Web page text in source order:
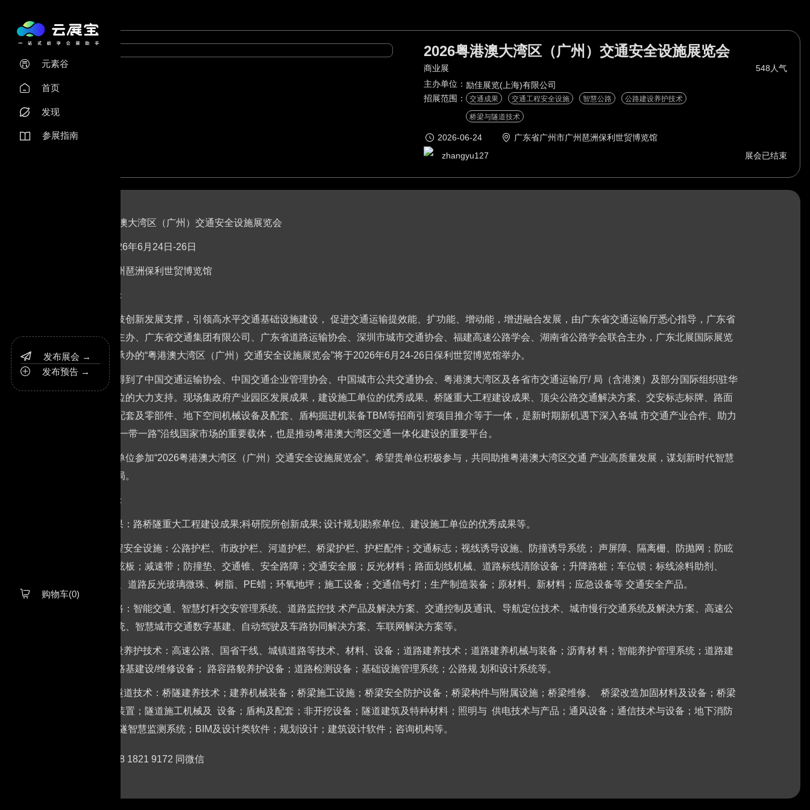
 元素谷
 首页
 发现
 参展指南
 发布展会 →
 发布预告 →
 购物车(0)
2026粤港澳大湾区（广州）交通安全设施展览会
商业展
548人气
主办单位： 励佳展览(上海)有限公司
招展范围：
交通成果 交通工程安全设施 智慧公路 公路建设养护技术
桥梁与隧道技术
2026-06-24
广东省广州市广州琶洲保利世贸博览馆
zhangyu127
展会已结束
2026粤港澳大湾区（广州）交通安全设施展览会
时间：2026年6月24日-26日
地点：广州琶洲保利世贸博览馆
展会介绍：
为加快科技创新发展支撑，引领高水平交通基础设施建设， 促进交通运输提效能、扩功能、增动能，增进融合发展，由广东省交通运输厅悉心指导，广东省
公路学会主办、广东省交通集团有限公司、广东省道路运输协会、深圳市城市交通协会、福建高速公路学会、湖南省公路学会联合主办，广东北展国际展览
有限公司承办的“粤港澳大湾区（广州）交通安全设施展览会”将于2026年6月24-26日保利世贸博览馆举办。
本次活动得到了中国交通运输协会、中国交通企业管理协会、中国城市公共交通协会、粤港澳大湾区及各省市交通运输厅/ 局（含港澳）及部分国际组织驻华
机构等单位的大力支持。现场集政府产业园区发展成果，建设施工单位的优秀成果、桥隧重大工程建设成果、顶尖公路交通解决方案、交安标志标牌、路面
养护机械配套及零部件、地下空间机械设备及配套、盾构掘进机装备TBM等招商引资项目推介等于一体，是新时期新机遇下深入各城 市交通产业合作、助力
企业开发“一带一路”沿线国家市场的重要载体，也是推动粤港澳大湾区交通一体化建设的重要平台。
特邀请贵单位参加“2026粤港澳大湾区（广州）交通安全设施展览会”。希望贵单位积极参与，共同助推粤港澳大湾区交通 产业高质量发展，谋划新时代智慧
交通新格局。
展示范围：
1.交通成果：路桥隧重大工程建设成果;科研院所创新成果; 设计规划勘察单位、建设施工单位的优秀成果等。
2.交通工程安全设施：公路护栏、市政护栏、河道护栏、桥梁护栏、护栏配件；交通标志；视线诱导设施、防撞诱导系统； 声屏障、隔离栅、防抛网；防眩
设施、防眩板；减速带；防撞垫、交通锥、安全路障；交通安全服；反光材料；路面划线机械、道路标线清除设备；升降路桩；车位锁；标线涂料助剂、
标 线涂料、道路反光玻璃微珠、树脂、PE蜡；环氧地坪；施工设备；交通信号灯；生产制造装备；原材料、新材料；应急设备等 交通安全产品。
3.智慧公路：智能交通、智慧灯杆交安管理系统、道路监控技 术产品及解决方案、交通控制及通讯、导航定位技术、城市慢行交通系统及解决方案、高速公
路解决系统、智慧城市交通数字基建、自动驾驶及车路协同解决方案、车联网解决方案等。
4.公路建设养护技术：高速公路、国省干线、城镇道路等技术、材料、设备；道路建养技术；道路建养机械与装备；沥青材 料；智能养护管理系统；道路建
养材料；路基建设/维修设备； 路容路貌养护设备；道路检测设备；基础设施管理系统；公路规 划和设计系统等。
5.桥梁与隧道技术：桥隧建养技术；建养机械装备；桥梁施工设施；桥梁安全防护设备；桥梁构件与附属设施；桥梁维修、 桥梁改造加固材料及设备；桥梁
抗震缓冲装置；隧道施工机械及 设备；盾构及配套；非开挖设备；隧道建筑及特种材料；照明与 供电技术与产品；通风设备；通信技术与设备；地下消防
设备； 桥隧智慧监测系统；BIM及设计类软件；规划设计；建筑设计软件；咨询机构等。
陆先生 138 1821 9172 同微信